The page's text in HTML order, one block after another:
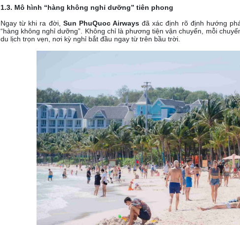
1.3. Mô hình “hàng không nghỉ dưỡng” tiên phong
Ngay từ khi ra đời, Sun PhuQuoc Airwaysđã xác định rõ định hướng
“hàng không nghỉ dưỡng”. Không chỉ là phương tiện vận chuyển, mỗi
du lịch trọn vẹn, nơi kỳ nghỉ bắt đầu ngay từ trên bầu trời.